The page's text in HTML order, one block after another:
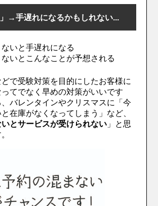
」→手遅れになるかもしれない...
いと手遅れになる
いとこんなことが予想される
で受験対策を目的にしたお客様に
ってでなく早めの対策がいいです
バレンタインやクリスマスに「今
在庫がなくなってしまう」など、
とサービスが受けられない 」と思